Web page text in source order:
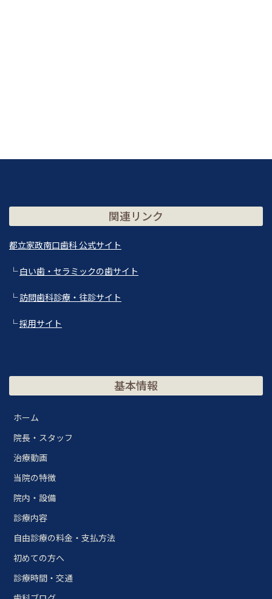
関連リンク
都立家政南口歯科 公式サイト
└白い歯・セラミックの歯サイト
└訪問歯科診療・往診サイト
└採用サイト
基本情報
ホーム
院長・スタッフ
治療動画
当院の特徴
院内・設備
診療内容
自由診療の料金・支払方法
初めての方へ
診療時間・交通